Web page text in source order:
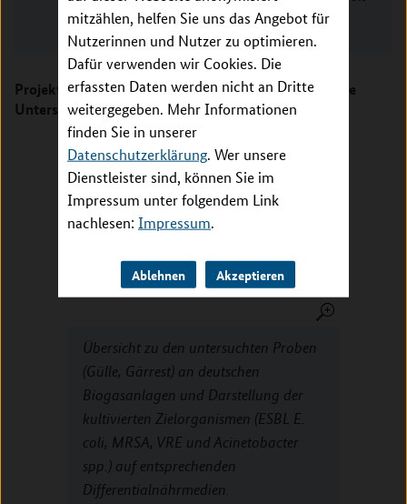
mitzählen, helfen Sie uns das Angebot für
Nutzerinnen und Nutzer zu optimieren.
Dafür verwenden wir Cookies. Die
erfassten Daten werden nicht an Dritte
weitergegeben. Mehr Informationen
finden Sie in unserer
Datenschutzerklärung. Wer unsere
Dienstleister sind, können Sie im
Impressum unter folgendem Link
nachlesen: Impressum.
Ablehnen Akzeptieren
– gemeinsam gesund
Projekt ARMIS: Systematische Studie zeigt deutliche
Unterschiede in der Verbreitung
Übersicht zu den untersuchten Proben
(Gülle, Gärrest) an deutschen
Biogasanlagen und Darstellung der
kultivierten Zielorganismen (ESBL E.
coli, MRSA, VRE und Acinetobacter
spp.) auf entsprechenden
Differentialnährmedien.